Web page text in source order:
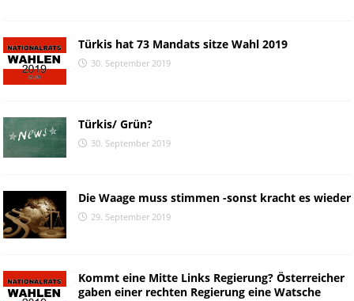
Türkis hat 73 Mandats sitze Wahl 2019
30. September 2019
Türkis/ Grün?
30. September 2019
Die Waage muss stimmen -sonst kracht es wieder
29. September 2019
Kommt eine Mitte Links Regierung? Österreicher
gaben einer rechten Regierung eine Watsche